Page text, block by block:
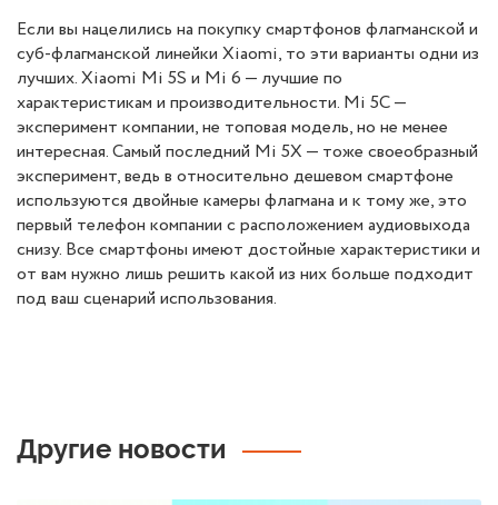
Если вы нацелились на покупку смартфонов флагманской и
суб-флагманской линейки Xiaomi, то эти варианты одни из
лучших. Xiaomi Mi 5S и Mi 6 — лучшие по
характеристикам и производительности. Mi 5C —
эксперимент компании, не топовая модель, но не менее
интересная. Самый последний Mi 5X — тоже своеобразный
эксперимент, ведь в относительно дешевом смартфоне
используются двойные камеры флагмана и к тому же, это
первый телефон компании с расположением аудиовыхода
снизу. Все смартфоны имеют достойные характеристики и
от вам нужно лишь решить какой из них больше подходит
под ваш сценарий использования.
Другие новости